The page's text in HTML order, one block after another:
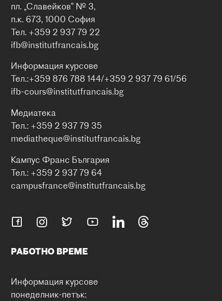
пл. „Славейков“ № 3,
п.к. 673, 1000 София
Тел. +359 2 937 79 22
ifb@institutfrancais.bg
Информация курсове
Тел.:+359 876 788 144/+359 2 937 79 61/56
ifb-cours@institutfrancais.bg
Медиатека
Тел.: +359 2 937 79 35
mediatheque@institutfrancais.bg
Кампус Франс България
Тел.: +359 2 937 79 64
campusfrance@institutfrancais.bg
РАБОТНО ВРЕМЕ
Информация курсове
понеделник-петък: